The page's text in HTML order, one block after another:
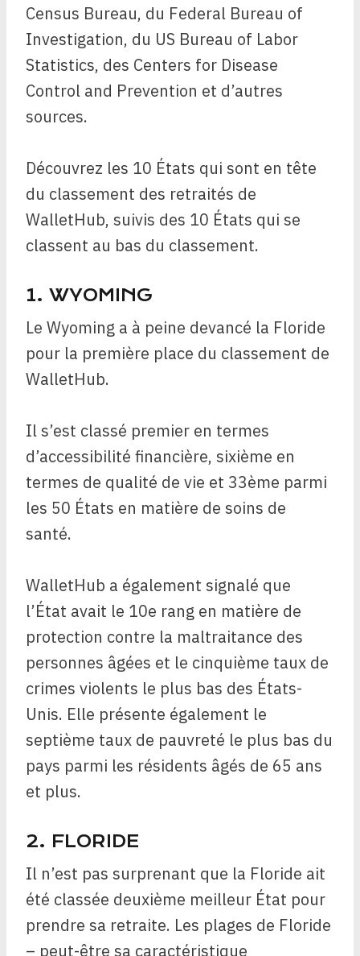
Census Bureau, du Federal Bureau of
Investigation, du US Bureau of Labor
Statistics, des Centers for Disease
Control and Prevention et d’autres
sources.
Découvrez les 10 États qui sont en tête
du classement des retraités de
WalletHub, suivis des 10 États qui se
classent au bas du classement.
1. WYOMING
Le Wyoming a à peine devancé la Floride
pour la première place du classement de
WalletHub.
Il s’est classé premier en termes
d’accessibilité financière, sixième en
termes de qualité de vie et 33ème parmi
les 50 États en matière de soins de
santé.
WalletHub a également signalé que
l’État avait le 10e rang en matière de
protection contre la maltraitance des
personnes âgées et le cinquième taux de
crimes violents le plus bas des États-
Unis. Elle présente également le
septième taux de pauvreté le plus bas du
pays parmi les résidents âgés de 65 ans
et plus.
2. FLORIDE
Il n’est pas surprenant que la Floride ait
été classée deuxième meilleur État pour
prendre sa retraite. Les plages de Floride
– peut-être sa caractéristique